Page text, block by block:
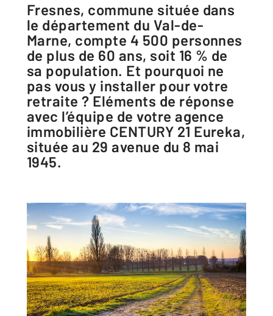
Fresnes, commune située dans
le département du Val-de-
Marne, compte 4 500 personnes
de plus de 60 ans, soit 16 % de
sa population. Et pourquoi ne
pas vous y installer pour votre
retraite ? Eléments de réponse
avec l’équipe de votre agence
immobilière CENTURY 21 Eureka,
située au 29 avenue du 8 mai
1945.